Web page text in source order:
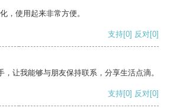
，使用起来非常方便。
支持[0] 反对[0]
让我能够与朋友保持联系，分享生活点滴。
支持[0] 反对[0]